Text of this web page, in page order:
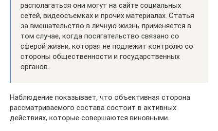
располагаться они могут на сайте социальных
сетей, видеосъемках и прочих материалах. Статья
за вмешательство в личную жизнь применяется в
том случае, когда посягательство связано со
сферой жизни, которая не подлежит контролю со
стороны общественности и государственных
органов.
Наблюдение показывает, что объективная сторона
рассматриваемого состава состоит в активных
действиях, которые совершаются виновными.